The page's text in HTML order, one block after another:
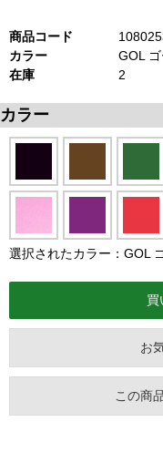
商品コード
カラー
GOL
在庫
2
カラー
選択されたカラー：GOL
お
この商